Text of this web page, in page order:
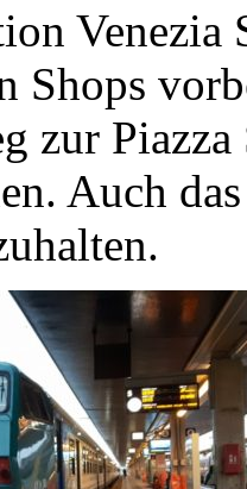
Venezia
Shops
zur
Auch